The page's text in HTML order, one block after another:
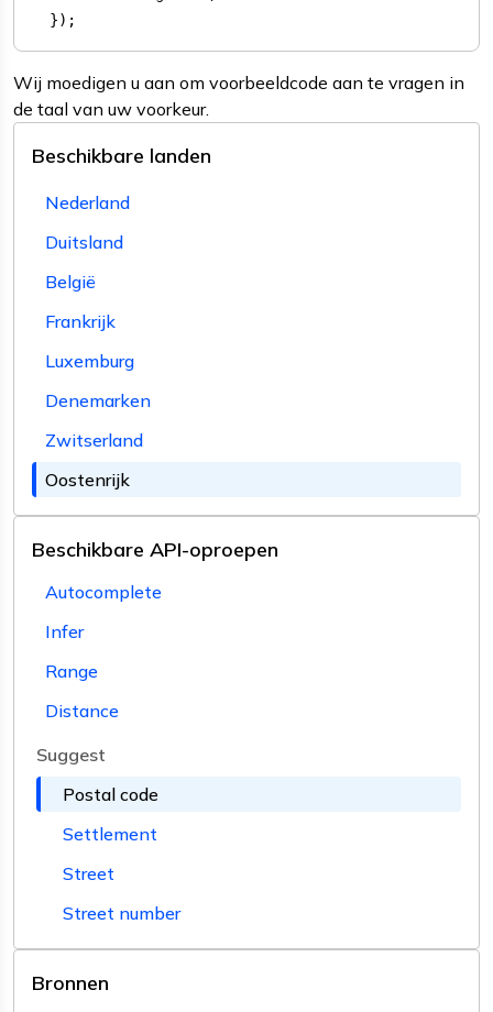
  });
Wij moedigen u aan om voorbeeldcode aan te vragen in
de taal van uw voorkeur.
Beschikbare landen
Nederland
Duitsland
België
Frankrijk
Luxemburg
Denemarken
Zwitserland
Oostenrijk
Beschikbare API-oproepen
Autocomplete
Infer
Range
Distance
Suggest
Postal code
Settlement
Street
Street number
Bronnen